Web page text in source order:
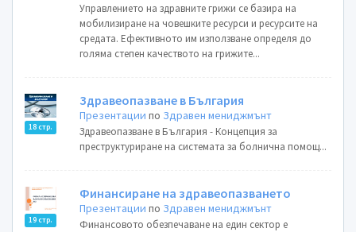
Управлението на здравните грижи се базира на
мобилизиране на човешките ресурси и ресурсите на
средата. Ефективното им използване определя до
голяма степен качеството на грижите...
18 стр.
Здравеопазване в България
Презентации по Здравен мениджмънт
Здравеопазване в България - Концепция за
преструктуриране на системата за болнична помощ...
19 стр.
Финансиране на здравеопазването
Презентации по Здравен мениджмънт
Финансовото обезпечаване на един сектор е